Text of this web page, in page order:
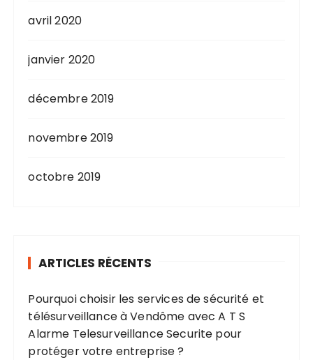
avril 2020
janvier 2020
décembre 2019
novembre 2019
octobre 2019
ARTICLES RÉCENTS
Pourquoi choisir les services de sécurité et
télésurveillance à Vendôme avec A T S
Alarme Telesurveillance Securite pour
protéger votre entreprise ?